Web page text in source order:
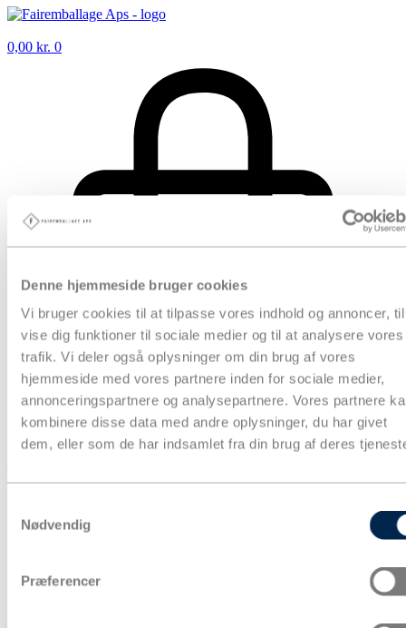
Denne hjemmeside bruger cookies
Vi bruger cookies til at tilpasse vores indhold og annoncer,
vise dig funktioner til sociale medier og til at analysere vores
trafik. Vi deler også oplysninger om din brug af vores
hjemmeside med vores partnere inden for sociale medier,
annonceringspartnere og analysepartnere. Vores partnere
kombinere disse data med andre oplysninger, du har givet
dem, eller som de har indsamlet fra din brug af deres
Nødvendig
Præferencer
0,00 kr. 0